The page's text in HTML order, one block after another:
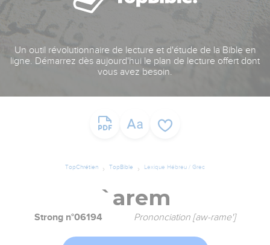
Un outil révolutionnaire de lecture et d'étude de la Bible en
ligne. Démarrez dès aujourd'hui le plan de lecture offert dont
vous avez besoin.
TopChrétien TopBible Lexique Hébreu / Grec
`arem
Strong n°06194 Prononciation [aw-rame']